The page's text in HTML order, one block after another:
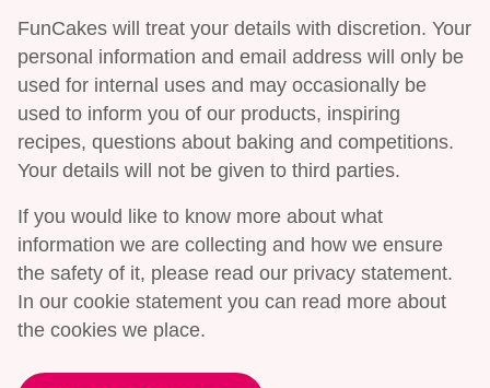
FunCakes will treat your details with discretion. Your
personal information and email address will only be
used for internal uses and may occasionally be
used to inform you of our products, inspiring
recipes, questions about baking and competitions.
Your details will not be given to third parties.
If you would like to know more about what
information we are collecting and how we ensure
the safety of it, please read our privacy statement.
In our cookie statement you can read more about
the cookies we place.